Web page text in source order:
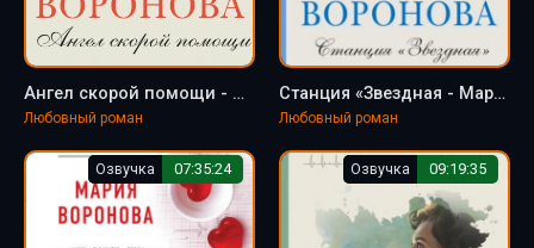
Ангел скорой помощи - Мария Воронова
Любовный роман
Станция «Звездная - Мария Воронова
Любовный роман
Озвучка 07:35:24 Озвучка 09:19:35